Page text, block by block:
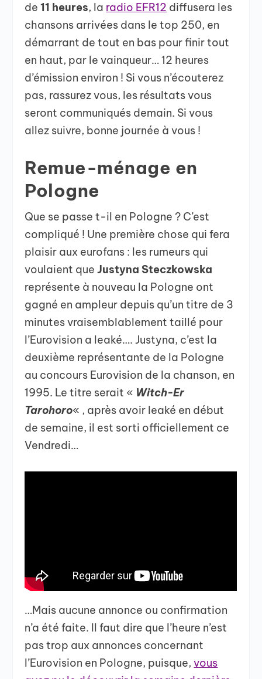
de11 heures, la radio EFR12 diffusera les
chansons arrivées dans le top 250, en
démarrant de tout en bas pour finir tout
en haut, par le vainqueur… 12 heures
d’émission environ ! Si vous n’écouterez
pas, rassurez vous, les résultats vous
seront communiqués demain. Si vous
allez suivre, bonne journée à vous !
Remue-ménage en
Pologne
Que se passe t-il en Pologne ? C’est
compliqué ! Une première chose qui fera
plaisir aux eurofans : les rumeurs qui
voulaient queJustyna Steczkowska
représente à nouveau la Pologne ont
gagné en ampleur depuis qu’un titre de 3
minutes vraisemblablement taillé pour
l’Eurovision a leaké…. Justyna, c’est la
deuxième représentante de la Pologne
au concours Eurovision de la chanson, en
1995. Le titre serait « Witch-Er
Tarohoro« , après avoir leaké en début
de semaine, il est sorti officiellement ce
Vendredi…
…Mais aucune annonce ou confirmation
n’a été faite. Il faut dire que l’heure n’est
pas trop aux annonces concernant
l’Eurovision en Pologne, puisque,vous